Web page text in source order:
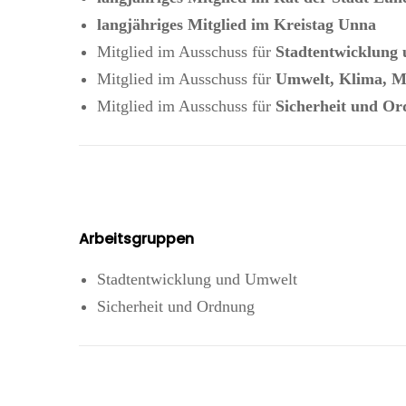
langjähriges Mitglied im Kreistag Unna
Mitglied im Ausschuss für Stadtentwicklung
Mitglied im Ausschuss für Umwelt, Klima,
Mitglied im Ausschuss für Sicherheit und
Arbeitsgruppen
Stadtentwicklung und Umwelt
Sicherheit und Ordnung